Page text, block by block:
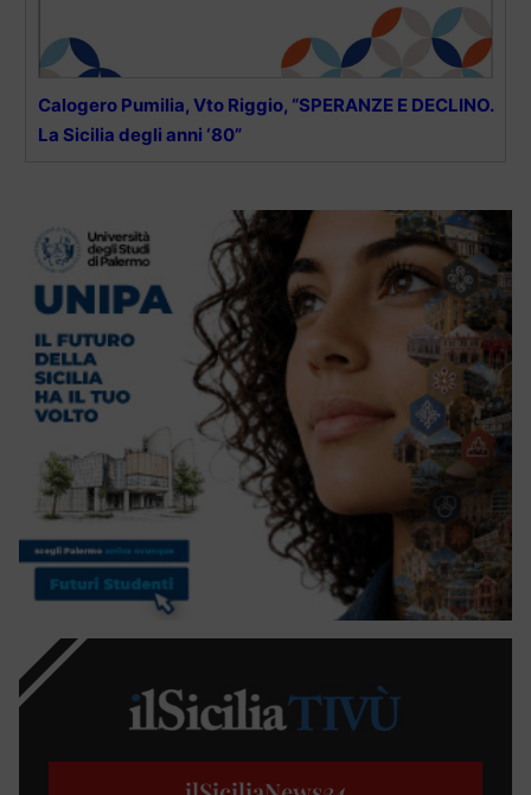
Calogero Pumilia, Vto Riggio, “SPERANZE E DECLINO.
La Sicilia degli anni ‘80”